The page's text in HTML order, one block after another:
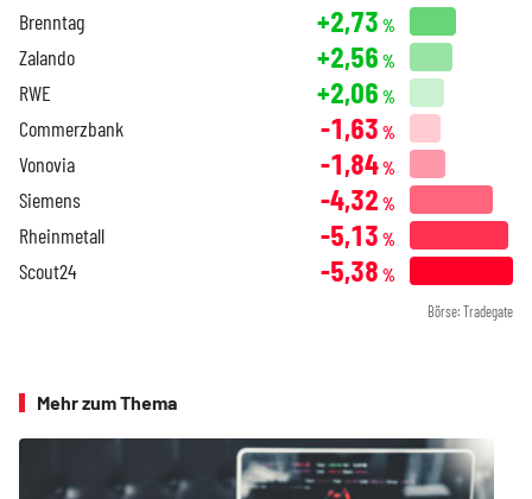
Brenntag +2,73 %
Zalando +2,56 %
RWE +2,06 %
Commerzbank -1,63 %
Vonovia -1,84%
Siemens -4,32 %
Rheinmetall -5,13 %
Scout24 -5,38 %
Börse: Tradegate
Mehr zum Thema